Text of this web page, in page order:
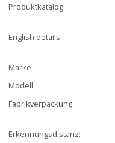
Produktkatalog
English details
Marke
Modell
Fabrikverpackung
Erkennungsdistanz: